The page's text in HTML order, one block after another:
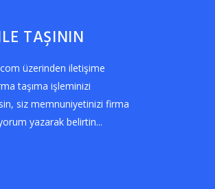
TAŞININ
üzerinden iletişime
taşıma işleminizi
siz memnuniyetinizi firma
yazarak belirtin...